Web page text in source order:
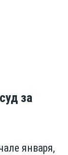
за
января,